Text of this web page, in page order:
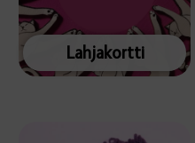
Lahjakortti